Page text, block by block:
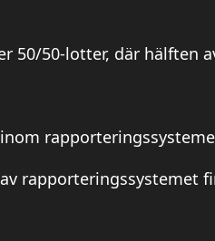
50/50-lotter, där hälften
rapporteringssystemet